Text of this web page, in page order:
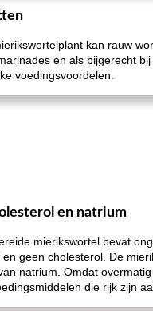
kan rauw
en als bijgerecht
voedingsvoordelen.
en natrium
mierikswortel bevat
geen cholesterol. De
natrium. Omdat
die rijk zijn